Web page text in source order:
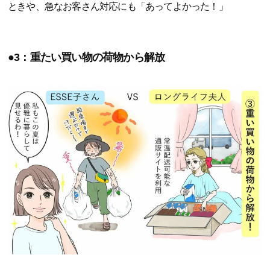
ときや、急なお客さん対応にも「あってよかった！」
●3：重たい買い物の荷物から解放